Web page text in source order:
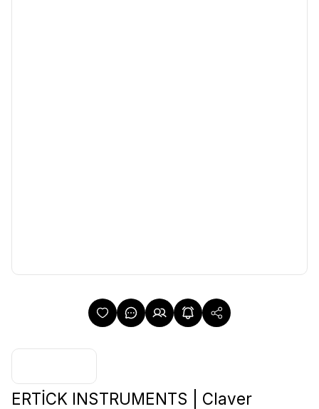
ERTİCK INSTRUMENTS | Claver